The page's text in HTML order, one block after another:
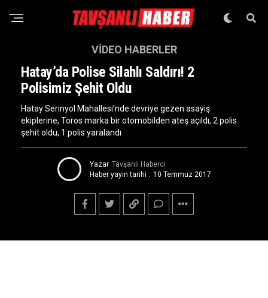
VIDEO HABERLER
Hatay’da Polise Silahlı Saldırı! 2
Polisimiz Şehit Oldu
Hatay Serinyol Mahallesi’nde devriye gezen asayiş
ekiplerine, Toros marka bir otomobilden ateş açıldı, 2 polis
şehit oldu, 1 polis yaralandı
Yazar Tavşanlı Haberci
Haber yayın tarihi : 10 Temmuz 2017